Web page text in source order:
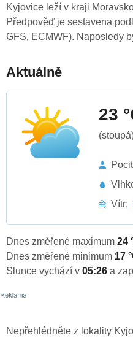
Kyjovice leží v kraji
Předpověď je sestavena
GFS, ECMWF). Naposledy
Aktuálně
23
Vítr:
Dnes změřené maximum 24
Dnes změřené minimum 17
Slunce vychází v 05:26 a
Nepřehlédněte z lokality